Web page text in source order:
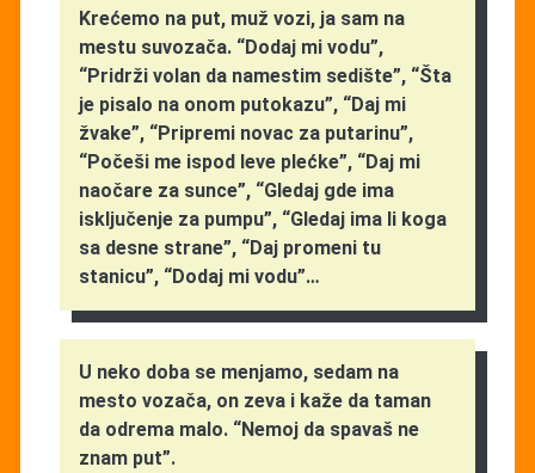
Krećemo na put, muž vozi, ja sam na
mestu suvozača. “Dodaj mi vodu”,
“Pridrži volan da namestim sedište”, “Šta
je pisalo na onom putokazu”, “Daj mi
žvake”, “Pripremi novac za putarinu”,
“Počeši me ispod leve plećke”, “Daj mi
naočare za sunce”, “Gledaj gde ima
isključenje za pumpu”, “Gledaj ima li koga
sa desne strane”, “Daj promeni tu
stanicu”, “Dodaj mi vodu”…
U neko doba se menjamo, sedam na
mesto vozača, on zeva i kaže da taman
da odrema malo. “Nemoj da spavaš ne
znam put”.